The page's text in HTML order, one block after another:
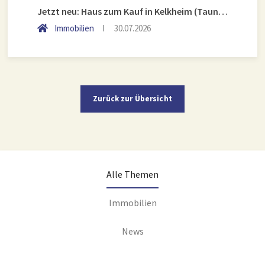
Jetzt neu: Haus zum Kauf in Kelkheim (Taunus)
Immobilien 30.07.2026
Zurück zur Übersicht
Alle Themen
Immobilien
News